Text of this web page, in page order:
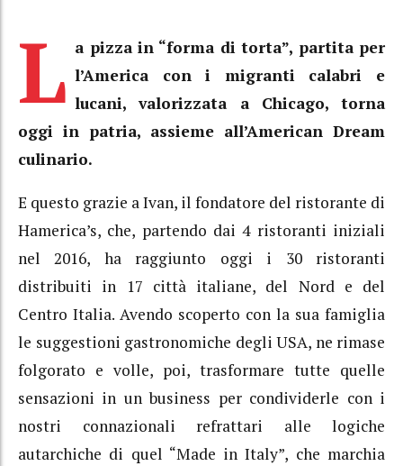
L a pizza in “forma di torta”, partita per
l’America con i migranti calabri e
lucani, valorizzata a Chicago, torna
oggi in patria, assieme all’American Dream
culinario.
E questo grazie a Ivan, il fondatore del ristorante di
Hamerica’s, che, partendo dai 4 ristoranti iniziali
nel 2016, ha raggiunto oggi i 30 ristoranti
distribuiti in 17 città italiane, del Nord e del
Centro Italia. Avendo scoperto con la sua famiglia
le suggestioni gastronomiche degli USA, ne rimase
folgorato e volle, poi, trasformare tutte quelle
sensazioni in un business per condividerle con i
nostri connazionali refrattari alle logiche
autarchiche di quel “Made in Italy”, che marchia